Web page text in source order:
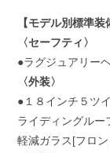
【モデル別標準装
〈セーフティ〉
●ラグジュアリー
〈外装〉
●１８インチ５ツ
ライディングルー
軽減ガラス[フロ